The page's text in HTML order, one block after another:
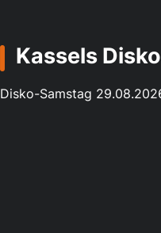
Kassels
Disko-Samstag